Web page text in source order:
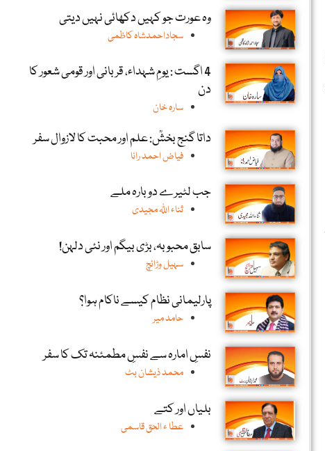
وہ عورت جو کہیں دکھائی نہیں دیتی
سجاداحمدشاہ کاظمی
4 اگست : یومِ شہداء، قربانی اور قومی شعور کا
دن
سارہ خان
داتا گنج بخشؒ: علم اور محبت کا لازوال سفر
فیاض احمد رانا
جب لٹیرے دوبارہ ملے
ثناء اللّٰہ مجیدی
سابق محبوبہ، بڑی بیگم اور نئی دلہن!
سہیل وڑائچ
پارلیمانی نظام کیسے ناکام ہوا؟
حامد میر
نفسِ امارہ سے نفسِ مطمئنہ تک کا سفر
محمد ذیشان بٹ
بلیاں اور کتے
عطا ء الحق قاسمی